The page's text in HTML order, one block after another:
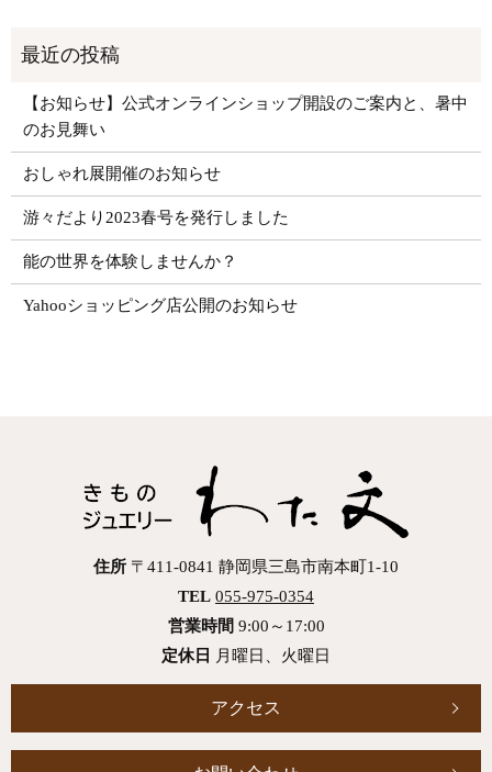
【お知らせ】公式オンラインショップ開設のご案内と、暑中
のお見舞い
おしゃれ展開催のお知らせ
游々だより2023春号を発行しました
能の世界を体験しませんか？
Yahooショッピング店公開のお知らせ
住所 〒411-0841 静岡県三島市南本町1-10
TEL 055-975-0354
営業時間 9:00～17:00
定休日
月曜日、火曜日
アクセス